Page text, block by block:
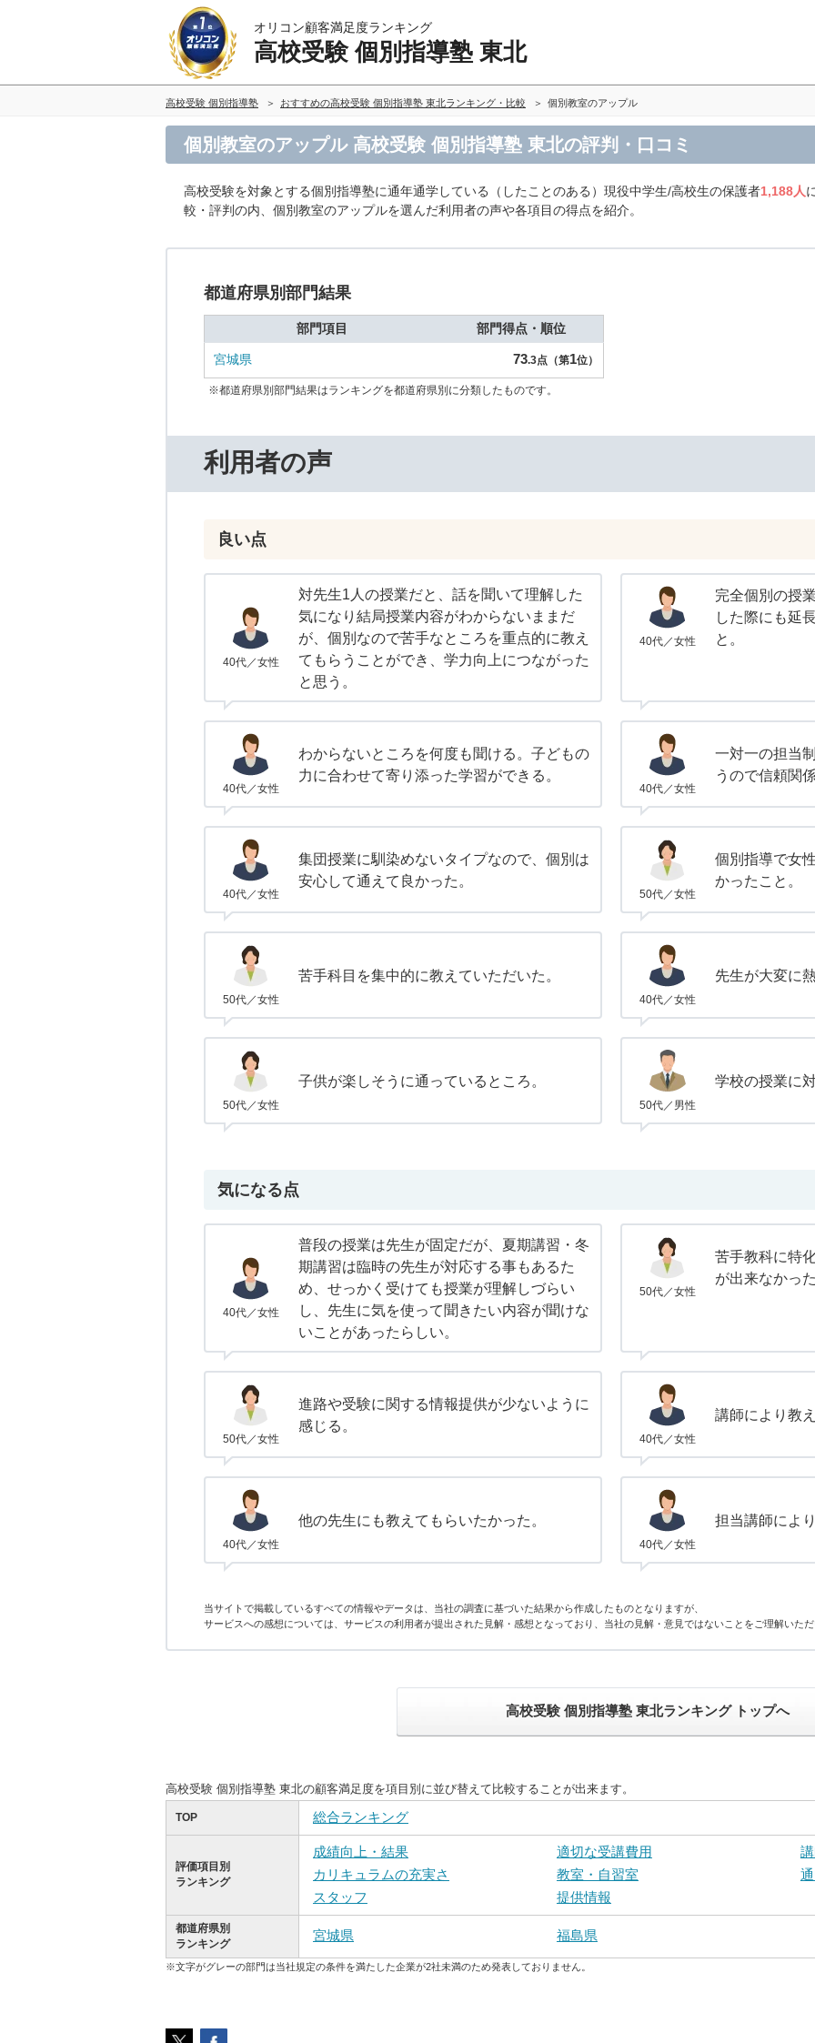
オリコン顧客満足度ランキング
高校受験 個別指導塾 東北
高校受験 個別指導塾 おすすめの高校受験 個別指導塾 東北ランキング・比較 個別教室のアップル
個別教室のアップル 高校受験 個別指導塾 東北の評判・口コミ
高校受験を対象とする個別指導塾に通年通学している（したことのある）現役中学生/高校生の保護者1,188人
較・評判の内、個別教室のアップルを選んだ利用者の声や各項目の得点を紹介。
都道府県別部門結果
部門項目 部門得点・順位
宮城県 73.3点（第1位）
※都道府県別部門結果はランキングを都道府県別に分類したものです。
利用者の声
良い点
40代／女性
対先生1人の授業だと、話を聞いて理解した
気になり結局授業内容がわからないままだ
が、個別なので苦手なところを重点的に教え
てもらうことができ、学力向上につながった
と思う。
40代／女性
完全個別の授
した際にも延
と。
40代／女性
わからないところを何度も聞ける。子どもの
力に合わせて寄り添った学習ができる。
40代／女性
一対一の担当
うので信頼関
40代／女性
集団授業に馴染めないタイプなので、個別は
安心して通えて良かった。
50代／女性
個別指導で女
かったこと。
50代／女性
苦手科目を集中的に教えていただいた。
40代／女性
先生が大変に
50代／女性
子供が楽しそうに通っているところ。
50代／男性
学校の授業に
気になる点
40代／女性
普段の授業は先生が固定だが、夏期講習・冬
期講習は臨時の先生が対応する事もあるた
め、せっかく受けても授業が理解しづらい
し、先生に気を使って聞きたい内容が聞けな
いことがあったらしい。
50代／女性
苦手教科に特
が出来なかった
50代／女性
進路や受験に関する情報提供が少ないように
感じる。
40代／女性
講師により教
40代／女性
他の先生にも教えてもらいたかった。
40代／女性
担当講師によ
当サイトで掲載しているすべての情報やデータは、当社の調査に基づいた結果から作成したものとなりますが、
サービスへの感想については、サービスの利用者が提出された見解・感想となっており、当社の見解・意見ではないことをご理解いただ
高校受験 個別指導塾 東北ランキング トップへ
高校受験 個別指導塾 東北の顧客満足度を項目別に並び替えて比較することが出来ます。
TOP 総合ランキング
評価項目別
ランキング
成績向上・結果 適切な受講費用
カリキュラムの充実さ
教室・自習室
スタッフ
提供情報
都道府県別
ランキング
宮城県 福島県
※文字がグレーの部門は当社規定の条件を満たした企業が2社未満のため発表しておりません。